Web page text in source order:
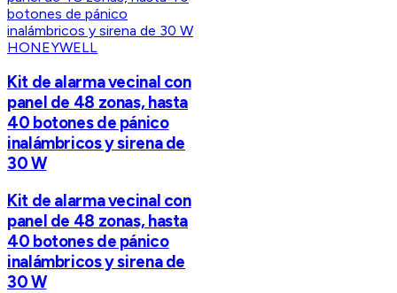
HONEYWELL
Kit de alarma vecinal con
panel de 48 zonas, hasta
40 botones de pánico
inalámbricos y sirena de
30 W
Kit de alarma vecinal con
panel de 48 zonas, hasta
40 botones de pánico
inalámbricos y sirena de
30 W